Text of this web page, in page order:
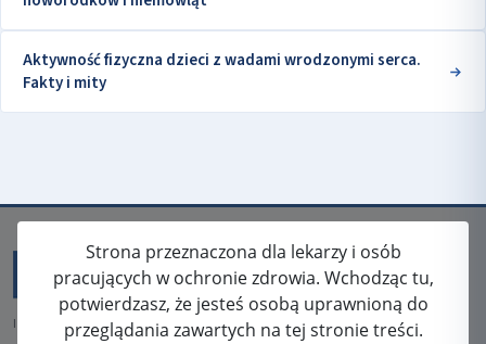
Aktywność fizyczna dzieci z wadami wrodzonymi serca.
Fakty i mity
Strona przeznaczona dla lekarzy i osób
pracujących w ochronie zdrowia. Wchodząc tu,
potwierdzasz, że jesteś osobą uprawnioną do
przeglądania zawartych na tej stronie treści.
ISSN: 2080-5438